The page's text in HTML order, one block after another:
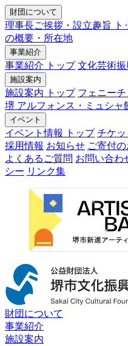
財団について
理事長ご挨拶・設立趣旨 ト
の概要・所在地
事業紹介
事業紹介 トップ 文化芸術振
施設案内
施設案内 トップ フェニーチ
堺 アルフォンス・ミュシャ
イベント
イベント情報 トップ チケッ
採用情報 お知らせ ご寄付
よくあるご質問 お問い合わ
シー リンク集
財団について
事業紹介
施設案内